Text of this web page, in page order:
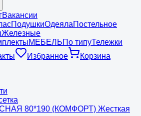
Вакансии
ПодушкиОдеялаПостельное
Железные
МЕБЕЛЬПо типуТележки
Избранное
Корзина
80*190 (КОМФОРТ) Жесткая